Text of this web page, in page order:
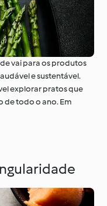
vai para os produtos
e sustentável.
explorar pratos que
de todo o ano. Em